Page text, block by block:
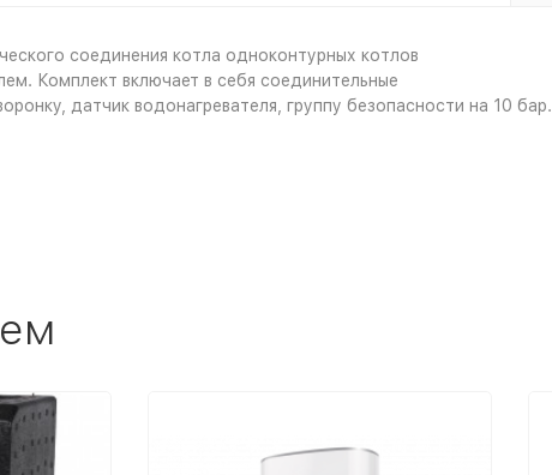
соединения котла одноконтурных котлов
Комплект включает в себя соединительные
датчик водонагревателя, группу безопасности на 10 бар.